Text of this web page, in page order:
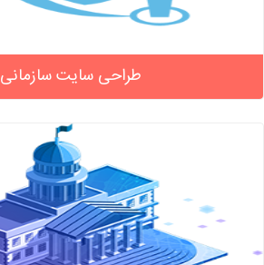
طراحی سایت سازمانی